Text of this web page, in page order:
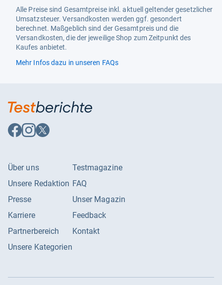
Alle Preise sind Gesamtpreise inkl. aktuell geltender gesetzlicher
Umsatzsteuer. Versandkosten werden ggf. gesondert
berechnet. Maßgeblich sind der Gesamtpreis und die
Versandkosten, die der jeweilige Shop zum Zeitpunkt des
Kaufes anbietet.
Mehr Infos dazu in unseren FAQs
Auf
Facebook
Auf
Instagram
Auf
X
Über uns
Unsere Redaktion
Presse
Karriere
Partnerbereich
Unsere Kategorien
Testmagazine
FAQ
Unser Magazin
Feedback
Kontakt